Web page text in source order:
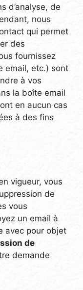
d’analyse, de
nous
qui permet
des
fournissez
email, etc.) sont
à vos
la boîte email
en aucun cas
à des fins
vigueur, vous
de
vous
un email à
avec pour objet
de
demande